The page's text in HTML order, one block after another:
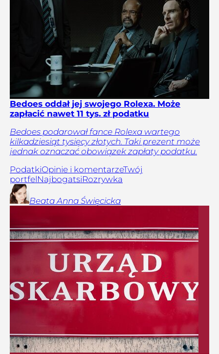
Bedoes oddał jej swojego Rolexa. Może
zapłacić nawet 11 tys. zł podatku
Bedoes podarował fance Rolexa wartego
kilkadziesiąt tysięcy złotych. Taki prezent może
jednak oznaczać obowiązek zapłaty podatku.
PodatkiOpinie i komentarzeTwój
portfelNajbogatsiRozrywka
Beata Anna Święcicka